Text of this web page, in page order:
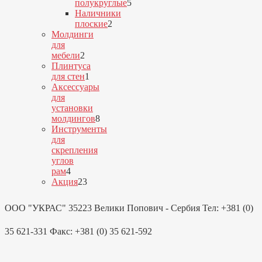
полукруглые5
5
товаров
Наличники
плоские2
2
Молдинги
для
мебели2
товара
Плинтуса
для стен1
товар
Аксессуары
для
установки
молдингов8
8
товаров
Инструменты
для
скрепления
углов
рам44
товара
Акция2323
ООО "УКРАС" 35223 Велики Попович - Сербия Тел: +381 (0)
35 621-331 Факс: +381 (0) 35 621-592